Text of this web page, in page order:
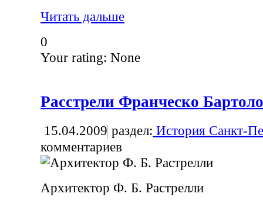
Читать дальше
0
Your rating: None
Расстрели Франческо
15.04.2009 раздел: История Санкт-
комментариев
Архитектор Ф. Б. Растрелли